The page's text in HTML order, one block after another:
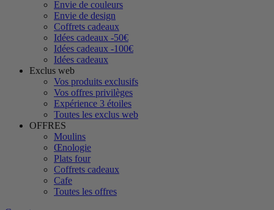
Envie de couleurs
Envie de design
Coffrets cadeaux
Idées cadeaux -50€
Idées cadeaux -100€
Idées cadeaux
Exclus web
Vos produits exclusifs
Vos offres privilèges
Expérience 3 étoiles
Toutes les exclus web
OFFRES
Moulins
Œnologie
Plats four
Coffrets cadeaux
Cafe
Toutes les offres